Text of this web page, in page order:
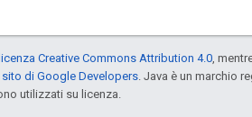
licenza Creative Commons Attribution 4.0,
di Google Developers. Java è un marchio
utilizzati su licenza.